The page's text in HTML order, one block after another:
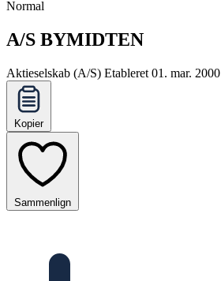
Normal
A/S BYMIDTEN
Aktieselskab (A/S) Etableret 01. mar. 2000
Kopier
Sammenlign